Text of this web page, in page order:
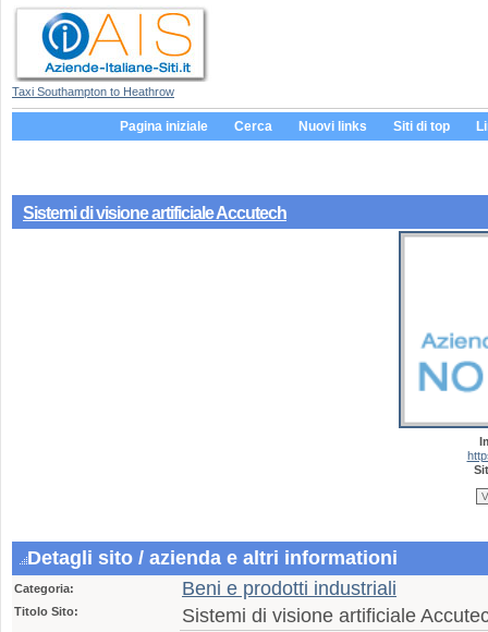
Taxi Southampton to Heathrow
Pagina iniziale Cerca Nuovi links Siti di top
Sistemi di visione artificiale Accutech
Detagli sito / azienda e altri informationi
Categoria: Beni e prodotti industriali
Titolo Sito: Sistemi di visione artificiale